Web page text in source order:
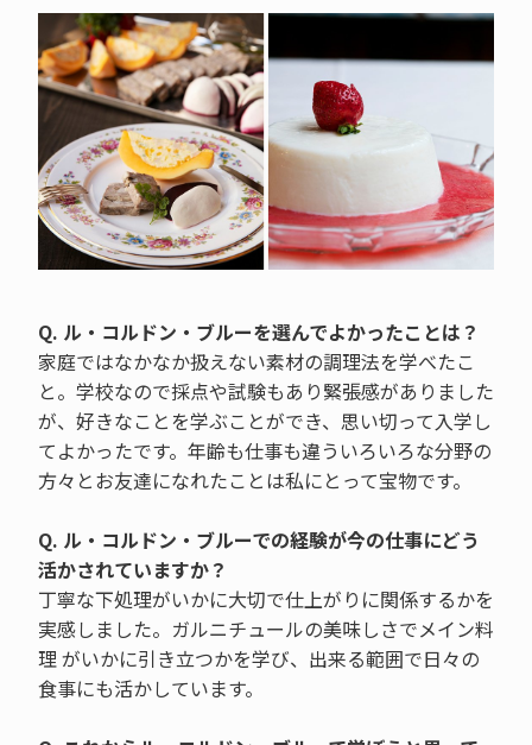
Q. ル・コルドン・ブルーを選んでよかったことは？
家庭ではなかなか扱えない素材の調理法を学べたこ
と。学校なので採点や試験もあり緊張感がありました
が、好きなことを学ぶことができ、思い切って入学し
てよかったです。年齢も仕事も違ういろいろな分野の
方々とお友達になれたことは私にとって宝物です。
Q. ル・コルドン・ブルーでの経験が今の仕事にどう
活かされていますか？
丁寧な下処理がいかに大切で仕上がりに関係するかを
実感しました。ガルニチュールの美味しさでメイン料
理 がいかに引き立つかを学び、出来る範囲で日々の
食事にも活かしています。